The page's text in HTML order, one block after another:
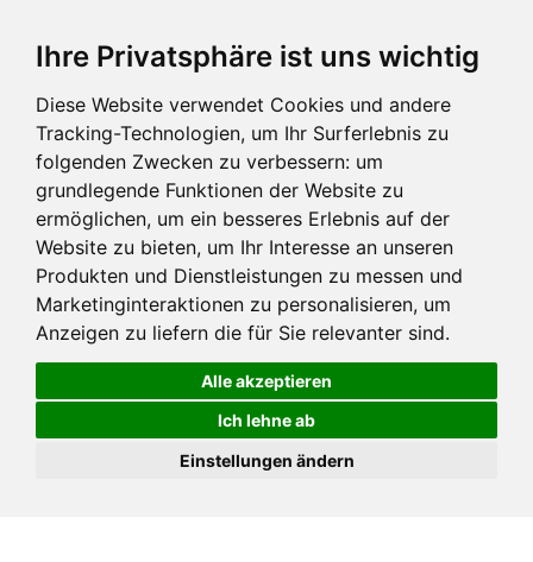
Ihre Privatsphäre ist uns wichtig
Diese Website verwendet Cookies und andere
Tracking-Technologien, um Ihr Surferlebnis zu
folgenden Zwecken zu verbessern: um
grundlegende Funktionen der Website zu
ermöglichen, um ein besseres Erlebnis auf der
Website zu bieten, um Ihr Interesse an unseren
Produkten und Dienstleistungen zu messen und
Marketinginteraktionen zu personalisieren, um
Anzeigen zu liefern die für Sie relevanter sind.
Alle akzeptieren
Ich lehne ab
Einstellungen ändern